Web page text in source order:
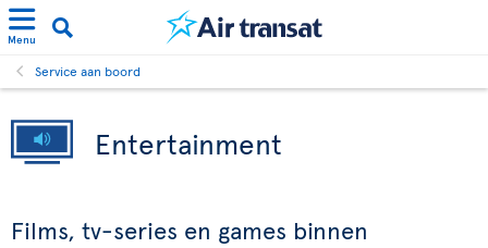
Menu
Service aan boord
Entertainment
Films, tv-series en games binnen